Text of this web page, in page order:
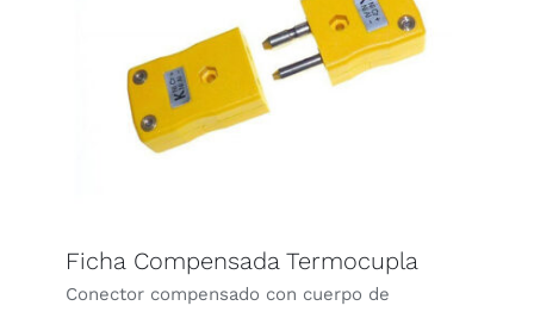
Ficha Compensada Termocupla
Conector compensado con cuerpo de